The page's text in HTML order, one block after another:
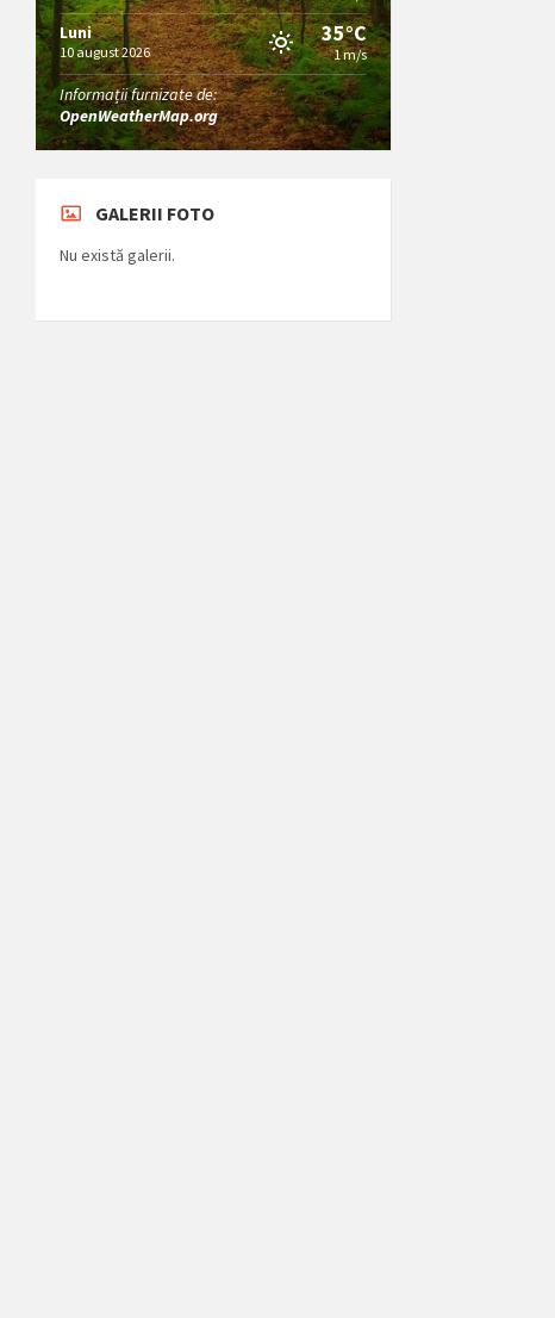
Luni
10 august 2026
35°C
1 m/s
Informații furnizate de:
OpenWeatherMap.org
GALERII FOTO
Nu există galerii.